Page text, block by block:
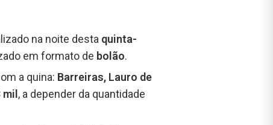
na noite desta quinta-
em formato de bolão.
a quina: Barreiras, Lauro de
, a depender da quantidade